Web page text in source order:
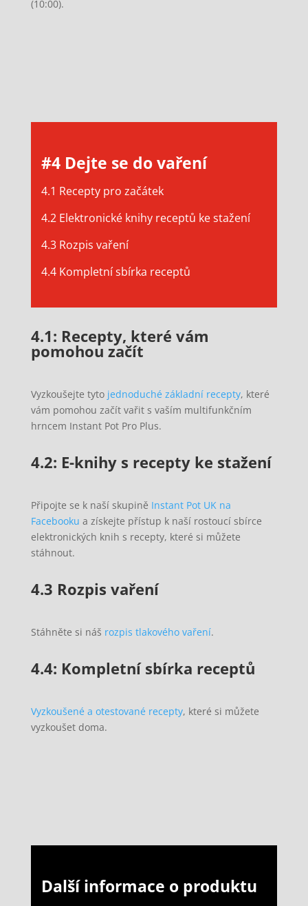
(10:00).
#4 Dejte se do vaření
4.1 Recepty pro začátek
4.2 Elektronické knihy receptů ke stažení
4.3 Rozpis vaření
4.4 Kompletní sbírka receptů
4.1: Recepty, které vám
pomohou začít
Vyzkoušejte tyto jednoduché základní recepty, které
vám pomohou začít vařit s vaším multifunkčním
hrncem Instant Pot Pro Plus.
4.2: E-knihy s recepty ke stažení
Připojte se k naší skupině Instant Pot UK na
Facebooku a získejte přístup k naší rostoucí sbírce
elektronických knih s recepty, které si můžete
stáhnout.
4.3 Rozpis vaření
Stáhněte si náš rozpis tlakového vaření.
4.4: Kompletní sbírka receptů
Vyzkoušené a otestované recepty, které si můžete
vyzkoušet doma.
Další informace o produktu